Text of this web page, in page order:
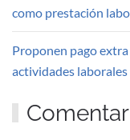
como prestación
Proponen pago
actividades